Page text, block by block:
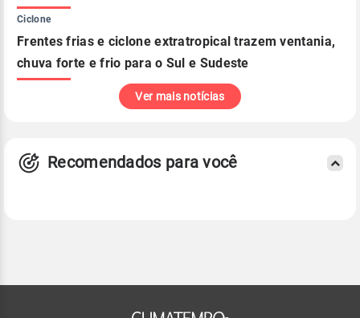
Ciclone
Frentes frias e ciclone extratropical trazem ventania,
chuva forte e frio para o Sul e Sudeste
Ver mais notícias
Recomendados para você